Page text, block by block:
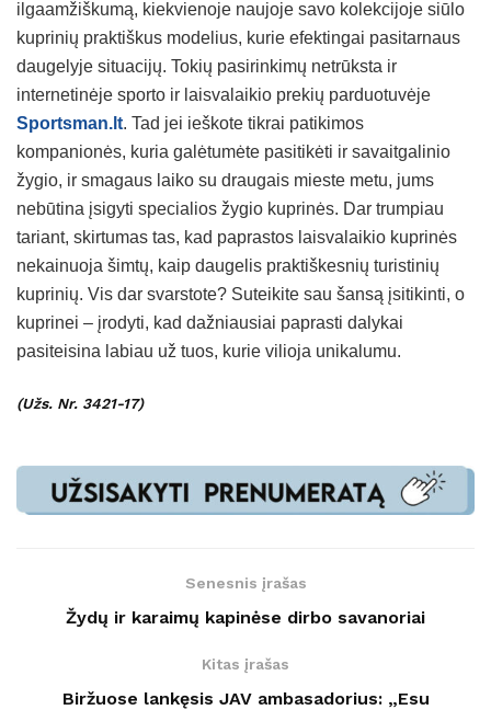
ilgaamžiškumą, kiekvienoje naujoje savo kolekcijoje siūlo
kuprinių praktiškus modelius, kurie efektingai pasitarnaus
daugelyje situacijų. Tokių pasirinkimų netrūksta ir
internetinėje sporto ir laisvalaikio prekių parduotuvėje
Sportsman.lt. Tad jei ieškote tikrai patikimos
kompanionės, kuria galėtumėte pasitikėti ir savaitgalinio
žygio, ir smagaus laiko su draugais mieste metu, jums
nebūtina įsigyti specialios žygio kuprinės. Dar trumpiau
tariant, skirtumas tas, kad paprastos laisvalaikio kuprinės
nekainuoja šimtų, kaip daugelis praktiškesnių turistinių
kuprinių. Vis dar svarstote? Suteikite sau šansą įsitikinti, o
kuprinei – įrodyti, kad dažniausiai paprasti dalykai
pasiteisina labiau už tuos, kurie vilioja unikalumu.
(Užs. Nr. 3421-17)
Senesnis įrašas
Žydų ir karaimų kapinėse dirbo savanoriai
Kitas įrašas
Biržuose lankęsis JAV ambasadorius: „Esu